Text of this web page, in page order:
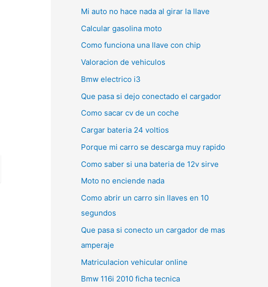
Mi auto no hace nada al girar la llave
Calcular gasolina moto
Como funciona una llave con chip
Valoracion de vehiculos
Bmw electrico i3
Que pasa si dejo conectado el cargador
Como sacar cv de un coche
Cargar bateria 24 voltios
Porque mi carro se descarga muy rapido
Como saber si una bateria de 12v sirve
Moto no enciende nada
Como abrir un carro sin llaves en 10
segundos
Que pasa si conecto un cargador de mas
amperaje
Matriculacion vehicular online
Bmw 116i 2010 ficha tecnica